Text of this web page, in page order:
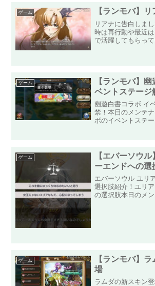
ゲティングをして
ゲーム 【ランモバ】リ
リアナに告白しま
時は再行動や最近
で活躍してもらっ
ゲーム
【ランモバ】
ベントステージ
幽遊白書コラボ イ
禁！本日のメンテ
ボのイベントステ
にとっては有難い
ゲーム
【エバーソウ
ーエンドへの選
エバーソウル ユリ
選択肢紹介！ユリ
の選択肢本日のメ
ゲーム
【ランモバ】
場
ラムダの新スキン